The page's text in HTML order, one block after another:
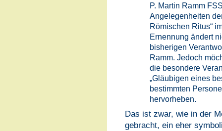
P. Martin Ramm
Angelegenheiten
Römischen Ritus“
Ernennung ändert
bisherigen
Ramm. Jedoch
die besondere
„Gläubigen eines
bestimmten
hervorheben.
Das ist zwar, wie in der
gebracht, ein eher